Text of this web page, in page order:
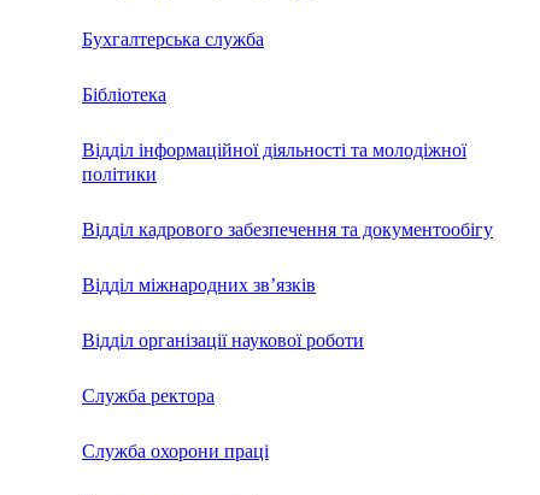
Бухгалтерська служба
Бібліотека
Відділ інформаційної діяльності та молодіжної
політики
Відділ кадрового забезпечення та документообігу
Відділ міжнародних зв’язків
Відділ організації наукової роботи
Служба ректора
Служба охорони праці